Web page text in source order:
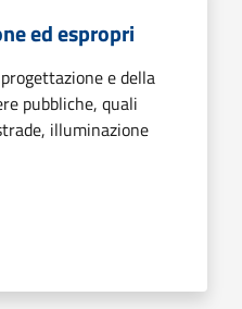
ed espropri
e della
pubbliche, quali
illuminazione